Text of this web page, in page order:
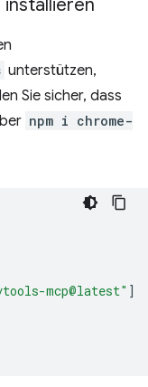
unterstützen,
Sie sicher, dass
npm i chrome-
mcp@latest" ]